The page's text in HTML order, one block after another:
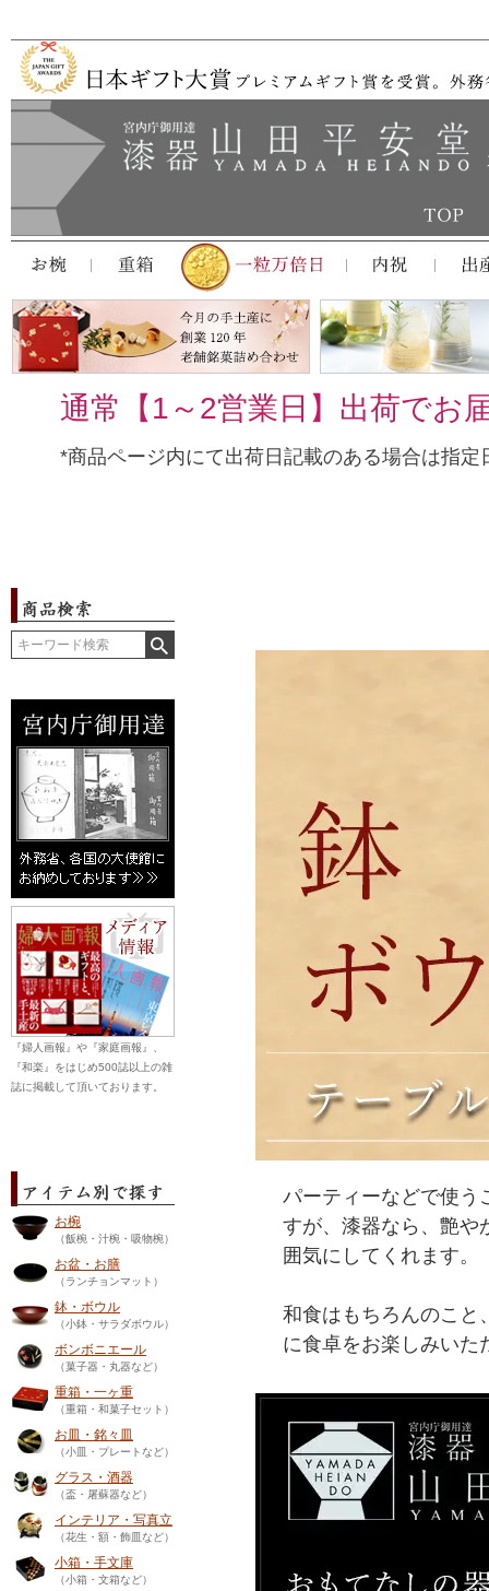
通常【1～2営業日】出荷でお
*商品ページ内にて出荷日記載のある場合は指定
『婦人画報』や『家庭画報』、
『和楽』をはじめ500誌以上の雑
誌に掲載して頂いております。
お椀
（飯椀・汁椀・吸物椀）
お盆・お膳
（ランチョンマット）
鉢・ボウル
（小鉢・サラダボウル）
ボンボニエール
（菓子器・丸器など）
重箱・一ヶ重
（重箱・和菓子セット）
お皿・銘々皿
（小皿・プレートなど）
グラス・酒器
（盃・屠蘇器など）
インテリア・写真立
（花生・額・飾皿など）
小箱・手文庫
（小箱・文箱など）
パーティーなどで使う
すが、漆器なら、艶や
囲気にしてくれます。
和食はもちろんのこと
に食卓をお楽しみいた